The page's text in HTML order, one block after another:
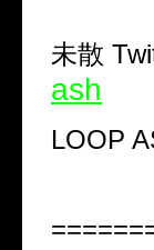
未散
ash
LOOP